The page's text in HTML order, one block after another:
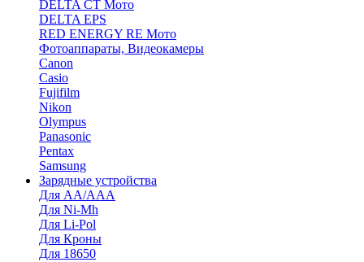
DELTA CT Мото
DELTA EPS
RED ENERGY RE Мото
Фотоаппараты, Видеокамеры
Canon
Casio
Fujifilm
Nikon
Olympus
Panasonic
Pentax
Samsung
Зарядные устройства
Для AA/AAA
Для Ni-Mh
Для Li-Pol
Для Кроны
Для 18650